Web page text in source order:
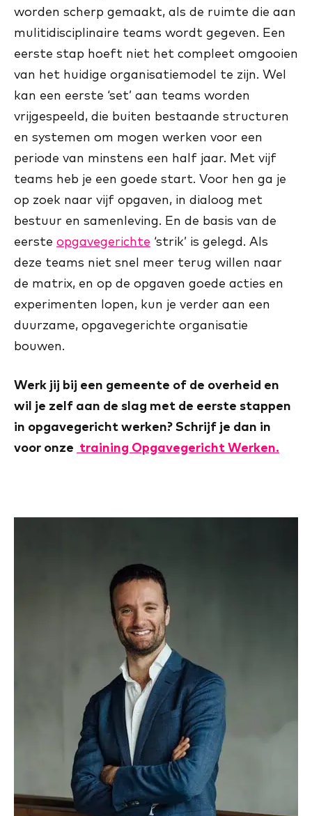
worden scherp gemaakt, als de ruimte die aan
mulitidisciplinaire teams wordt gegeven. Een
eerste stap hoeft niet het compleet omgooien
van het huidige organisatiemodel te zijn. Wel
kan een eerste ‘set’ aan teams worden
vrijgespeeld, die buiten bestaande structuren
en systemen om mogen werken voor een
periode van minstens een half jaar. Met vijf
teams heb je een goede start. Voor hen ga je
op zoek naar vijf opgaven, in dialoog met
bestuur en samenleving. En de basis van de
eerste opgavegerichte ‘strik’ is gelegd. Als
deze teams niet snel meer terug willen naar
de matrix, en op de opgaven goede acties en
experimenten lopen, kun je verder aan een
duurzame, opgavegerichte organisatie
bouwen.
Werk jij bij een gemeente of de overheid en
wil je zelf aan de slag met de eerste stappen
in opgavegericht werken? Schrijf je dan in
voor onze training Opgavegericht Werken.